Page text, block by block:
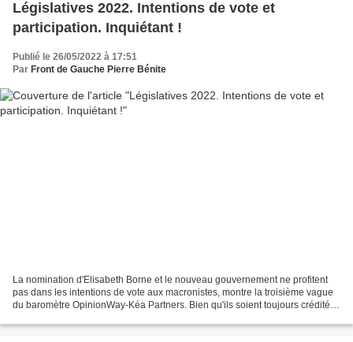
Législatives 2022. Intentions de vote et
participation. Inquiétant !
Publié le 26/05/2022 à 17:51
Par Front de Gauche Pierre Bénite
La nomination d'Elisabeth Borne et le nouveau gouvernement ne profitent
pas dans les intentions de vote aux macronistes, montre la troisième vague
du baromètre OpinionWay-Kéa Partners. Bien qu'ils soient toujours crédités